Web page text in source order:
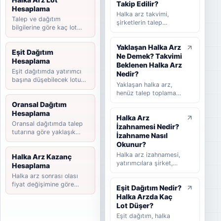
Hesaplama
Talep ve dağıtım
bilgilerine göre kaç lot
düşebileceğini hesaplayın.
Eşit Dağıtım
Hesaplama
Eşit dağıtımda yatırımcı
başına düşebilecek lotu
tahmin edin.
Oransal Dağıtım
Hesaplama
Oransal dağıtımda talep
tutarına göre yaklaşık
payınızı hesaplayın.
Halka Arz Kazanç
Hesaplama
Halka arz sonrası olası
fiyat değişimine göre
kazanç senaryosunu
Takip Edilir?
Halka arz takvimi,
şirketlerin talep
dağıtım yöntemini,
beklenen ve
tamamlanan halka arz
süreçlerini takip
etmeye yardımcı olan
rehber niteliğinde bir
listedir. Bu yazıda
nedir, nasıl okunur,
hangi bilgilere dikkat
edilmelidir ve
yatırımcılar güncel
halka arzları takip
ederken nelere
bakmalıdır sade
Yaklaşan Halka Arz
Ne Demek? Takvimi
Beklenen Halka Arz
Nedir?
Yaklaşan halka arz,
henüz talep toplama
tarafından takip
edilen şirketleri ifade
eder. Takvimi
beklenen halka arz ise
başvuru veya hazırlık
sürecinde olup talep
toplama tarihi henüz
şirketler için kullanılır.
Bu rehberde yaklaşan
halka arz, beklenen
halka arz, takvimi
beklenen halka arz ve
Halka Arz
İzahnamesi Nedir?
İzahname Nasıl
Okunur?
Halka arz izahnamesi,
yatırımcılara şirket,
riskler, fon kullanım
yeri ve satış süreci
hakkında bilgi veren
temel kamuyu
Eşit Dağıtım Nedir?
Halka Arzda Kaç
Lot Düşer?
Eşit dağıtım, halka